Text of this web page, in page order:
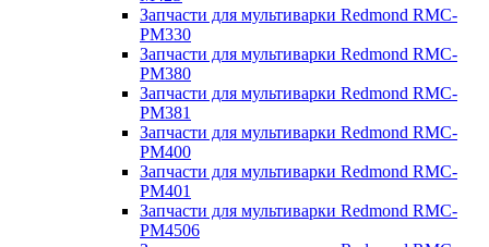
Запчасти для мультиварки Redmond RMC-
PM330
Запчасти для мультиварки Redmond RMC-
PM380
Запчасти для мультиварки Redmond RMC-
PM381
Запчасти для мультиварки Redmond RMC-
PM400
Запчасти для мультиварки Redmond RMC-
PM401
Запчасти для мультиварки Redmond RMC-
PM4506